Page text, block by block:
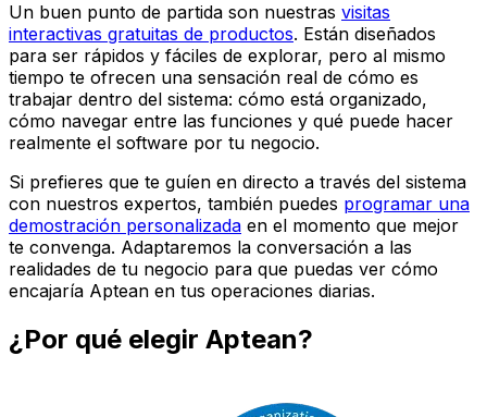
Un buen punto de partida son nuestras visitas
interactivas gratuitas de productos. Están diseñados
para ser rápidos y fáciles de explorar, pero al mismo
tiempo te ofrecen una sensación real de cómo es
trabajar dentro del sistema: cómo está organizado,
cómo navegar entre las funciones y qué puede hacer
realmente el software por tu negocio.
Si prefieres que te guíen en directo a través del sistema
con nuestros expertos, también puedes programar una
demostración personalizada en el momento que mejor
te convenga. Adaptaremos la conversación a las
realidades de tu negocio para que puedas ver cómo
encajaría Aptean en tus operaciones diarias.
¿Por qué elegir Aptean?